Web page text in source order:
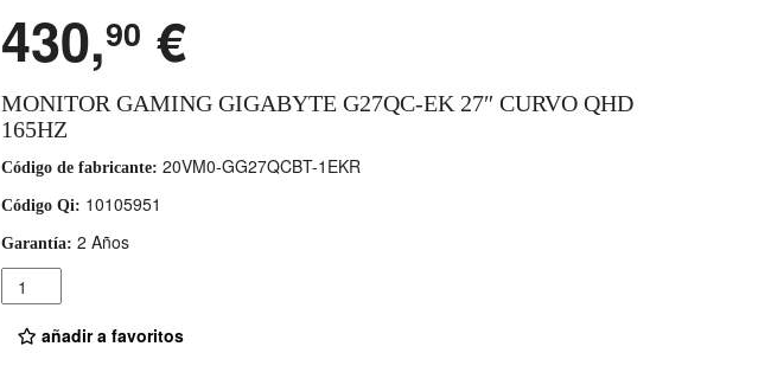
430,90 €
MONITOR GAMING GIGABYTE G27QC-EK 27″ CURVO QHD
165HZ
Código de fabricante: 20VM0-GG27QCBT-1EKR
Código Qi: 10105951
Garantía: 2 Años
Cantidad
añadir a favoritos